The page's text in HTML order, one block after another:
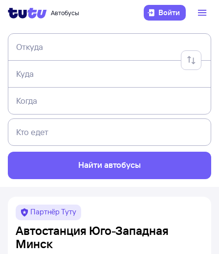
Автобусы Войти
Откуда
Куда
Когда
Кто едет
Найти автобусы
Партнёр Туту
Автостанция Юго-Западная
Минск